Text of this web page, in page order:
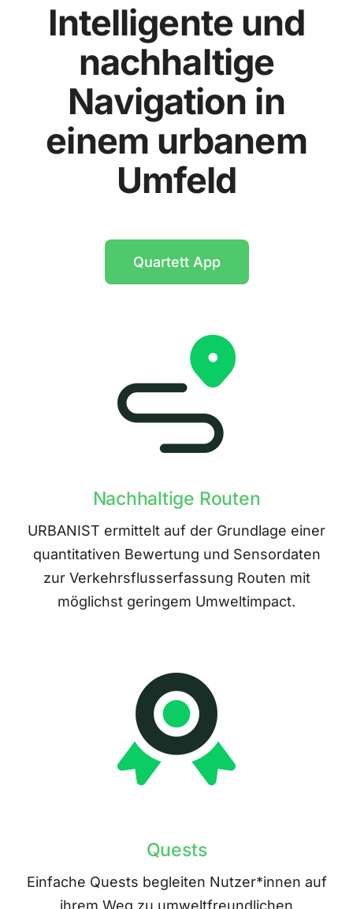
Intelligente und
nachhaltige
Navigation in
einem urbanem
Umfeld
Quartett App
Nachhaltige Routen
URBANIST ermittelt auf der Grundlage einer
quantitativen Bewertung und Sensordaten
zur Verkehrsflusserfassung Routen mit
möglichst geringem Umweltimpact.
Quests
Einfache Quests begleiten Nutzer*innen auf
ihrem Weg zu umweltfreundlichen